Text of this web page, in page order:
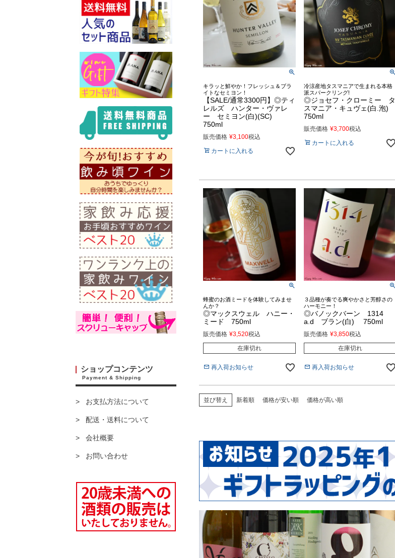
ショップコンテンツ
Payment & Shipping
お支払方法について
配送・送料について
会社概要
お問い合わせ
キラッと鮮やか！フレッシュ＆ブラ
イトなセミヨン！
【SALE/通常3300円】◎ティ
レルズ ハンター・ヴァレ
ー セミヨン(白)(SC)
750ml
販売価格 ¥3,100税込
カートに入れる
冷涼産地タスマニアで生まれる本格
派スパークリング!
◎ジョセフ・クローミー タ
スマニア・キュヴェ(白.泡)
750ml
販売価格 ¥3,700税込
カートに入れる
蜂蜜のお酒ミードを体験してみませ
んか？
◎マックスウェル ハニー・
ミード 750ml
販売価格 ¥3,520税込
在庫切れ
再入荷お知らせ
３品種が奏でる爽やかさと芳醇さの
ハーモニー！
◎バノックバーン 1314
a.d ブラン(白) 750ml
販売価格 ¥3,850税込
在庫切れ
再入荷お知らせ
並び替え 新着順 価格が安い順 価格が高い順